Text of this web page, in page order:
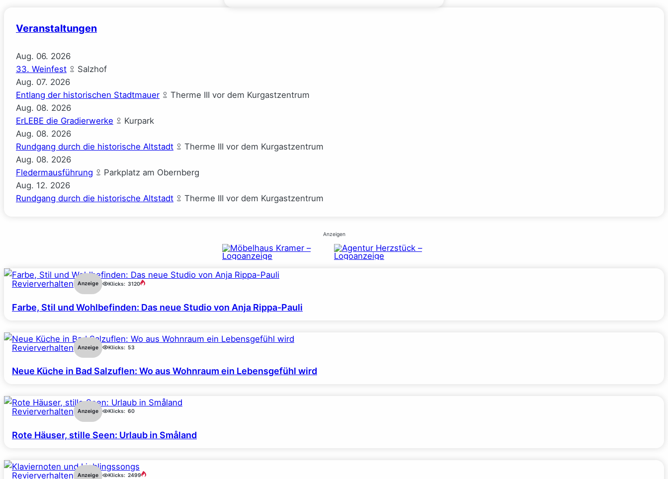
Veranstaltungen
Aug. 06. 2026
33. Weinfest
Salzhof
Aug. 07. 2026
Entlang der historischen Stadtmauer
Therme III vor dem Kurgastzentrum
Aug. 08. 2026
ErLEBE die Gradierwerke
Kurpark
Aug. 08. 2026
Rundgang durch die historische Altstadt
Therme III vor dem Kurgastzentrum
Aug. 08. 2026
Fledermausführung
Parkplatz am Obernberg
Aug. 12. 2026
Rundgang durch die historische Altstadt
Therme III vor dem Kurgastzentrum
Anzeigen
Revierverhalten Anzeige Klicks: 3120
Farbe, Stil und Wohlbefinden: Das neue Studio von Anja Rippa-Pauli
Revierverhalten Anzeige Klicks: 53
Neue Küche in Bad Salzuflen: Wo aus Wohnraum ein Lebensgefühl wird
Revierverhalten Anzeige Klicks: 60
Rote Häuser, stille Seen: Urlaub in Småland
Revierverhalten Anzeige Klicks: 2499